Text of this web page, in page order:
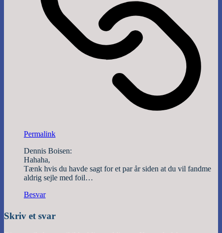
Permalink
Dennis Boisen:
Hahaha,
Tænk hvis du havde sagt for et par år siden at du vil fandme
aldrig sejle med foil…
Besvar
Skriv et svar